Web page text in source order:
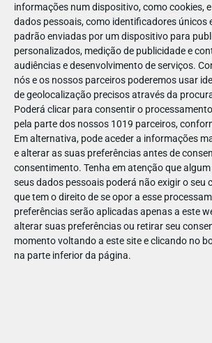
informações num dispositivo, como cookies,
dados pessoais, como identificadores únicos
padrão enviadas por um dispositivo para
personalizados, medição de publicidade e
audiências e desenvolvimento de serviços.
nós e os nossos parceiros poderemos usar
de geolocalização precisos através da
Poderá clicar para consentir o
pela parte dos nossos 1019 parceiros,
Em alternativa, pode aceder a informações
e alterar as suas preferências antes de
consentimento. Tenha em atenção que
seus dados pessoais poderá não exigir o seu
que tem o direito de se opor a esse
preferências serão aplicadas apenas a este
alterar suas preferências ou retirar seu
momento voltando a este site e clicando no
na parte inferior da página.
7971229515720